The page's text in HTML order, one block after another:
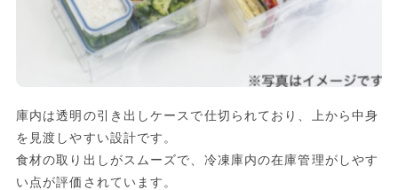
庫内は透明の引き出しケースで仕切られており、上から中身
を見渡しやすい設計です。
食材の取り出しがスムーズで、冷凍庫内の在庫管理がしやす
い点が評価されています。